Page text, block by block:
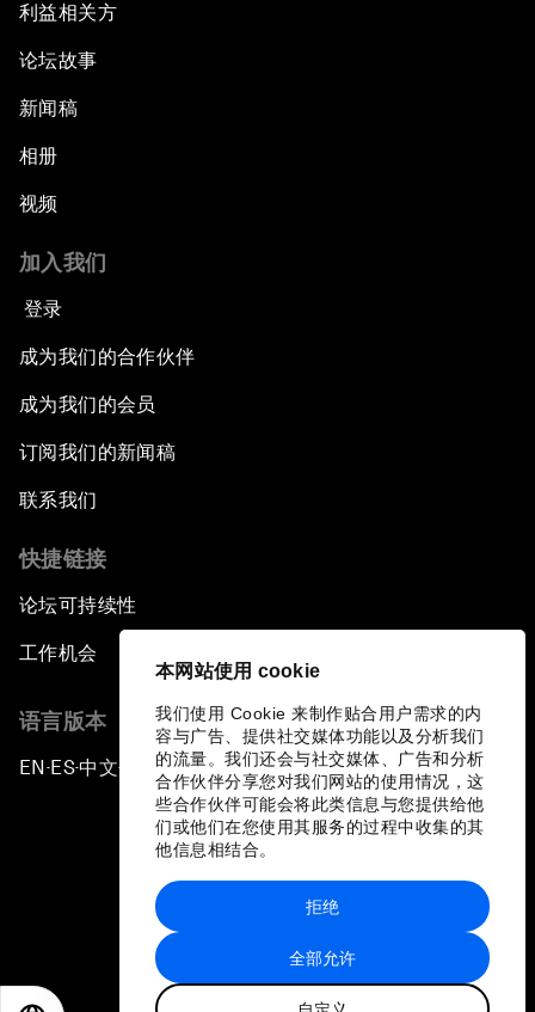
本网站使用 cookie
我们使用 Cookie 来制作贴合用户需求的内
容与广告、提供社交媒体功能以及分析我们
的流量。我们还会与社交媒体、广告和分析
合作伙伴分享您对我们网站的使用情况，这
些合作伙伴可能会将此类信息与您提供给他
们或他们在您使用其服务的过程中收集的其
他信息相结合。
全部允许
拒绝
利益相关方
论坛故事
新闻稿
相册
视频
加入我们
登录
成为我们的合作伙伴
成为我们的会员
订阅我们的新闻稿
联系我们
快捷链接
论坛可持续性
工作机会
语言版本
EN ▪ES▪中文▪ 日本語
站点地图